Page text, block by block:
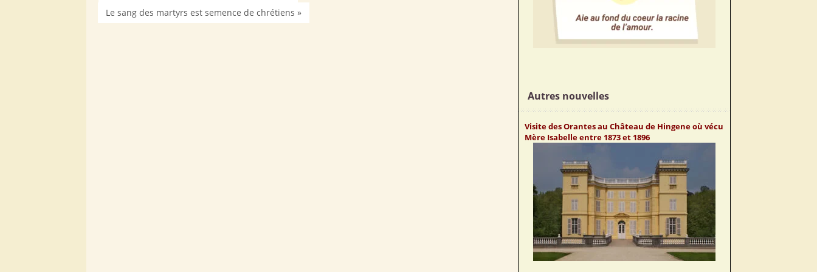
Le sang des martyrs est semence de chrétiens »
Autres nouvelles
Visite des Orantes au Château de Hingene où vécu
Mère Isabelle entre 1873 et 1896